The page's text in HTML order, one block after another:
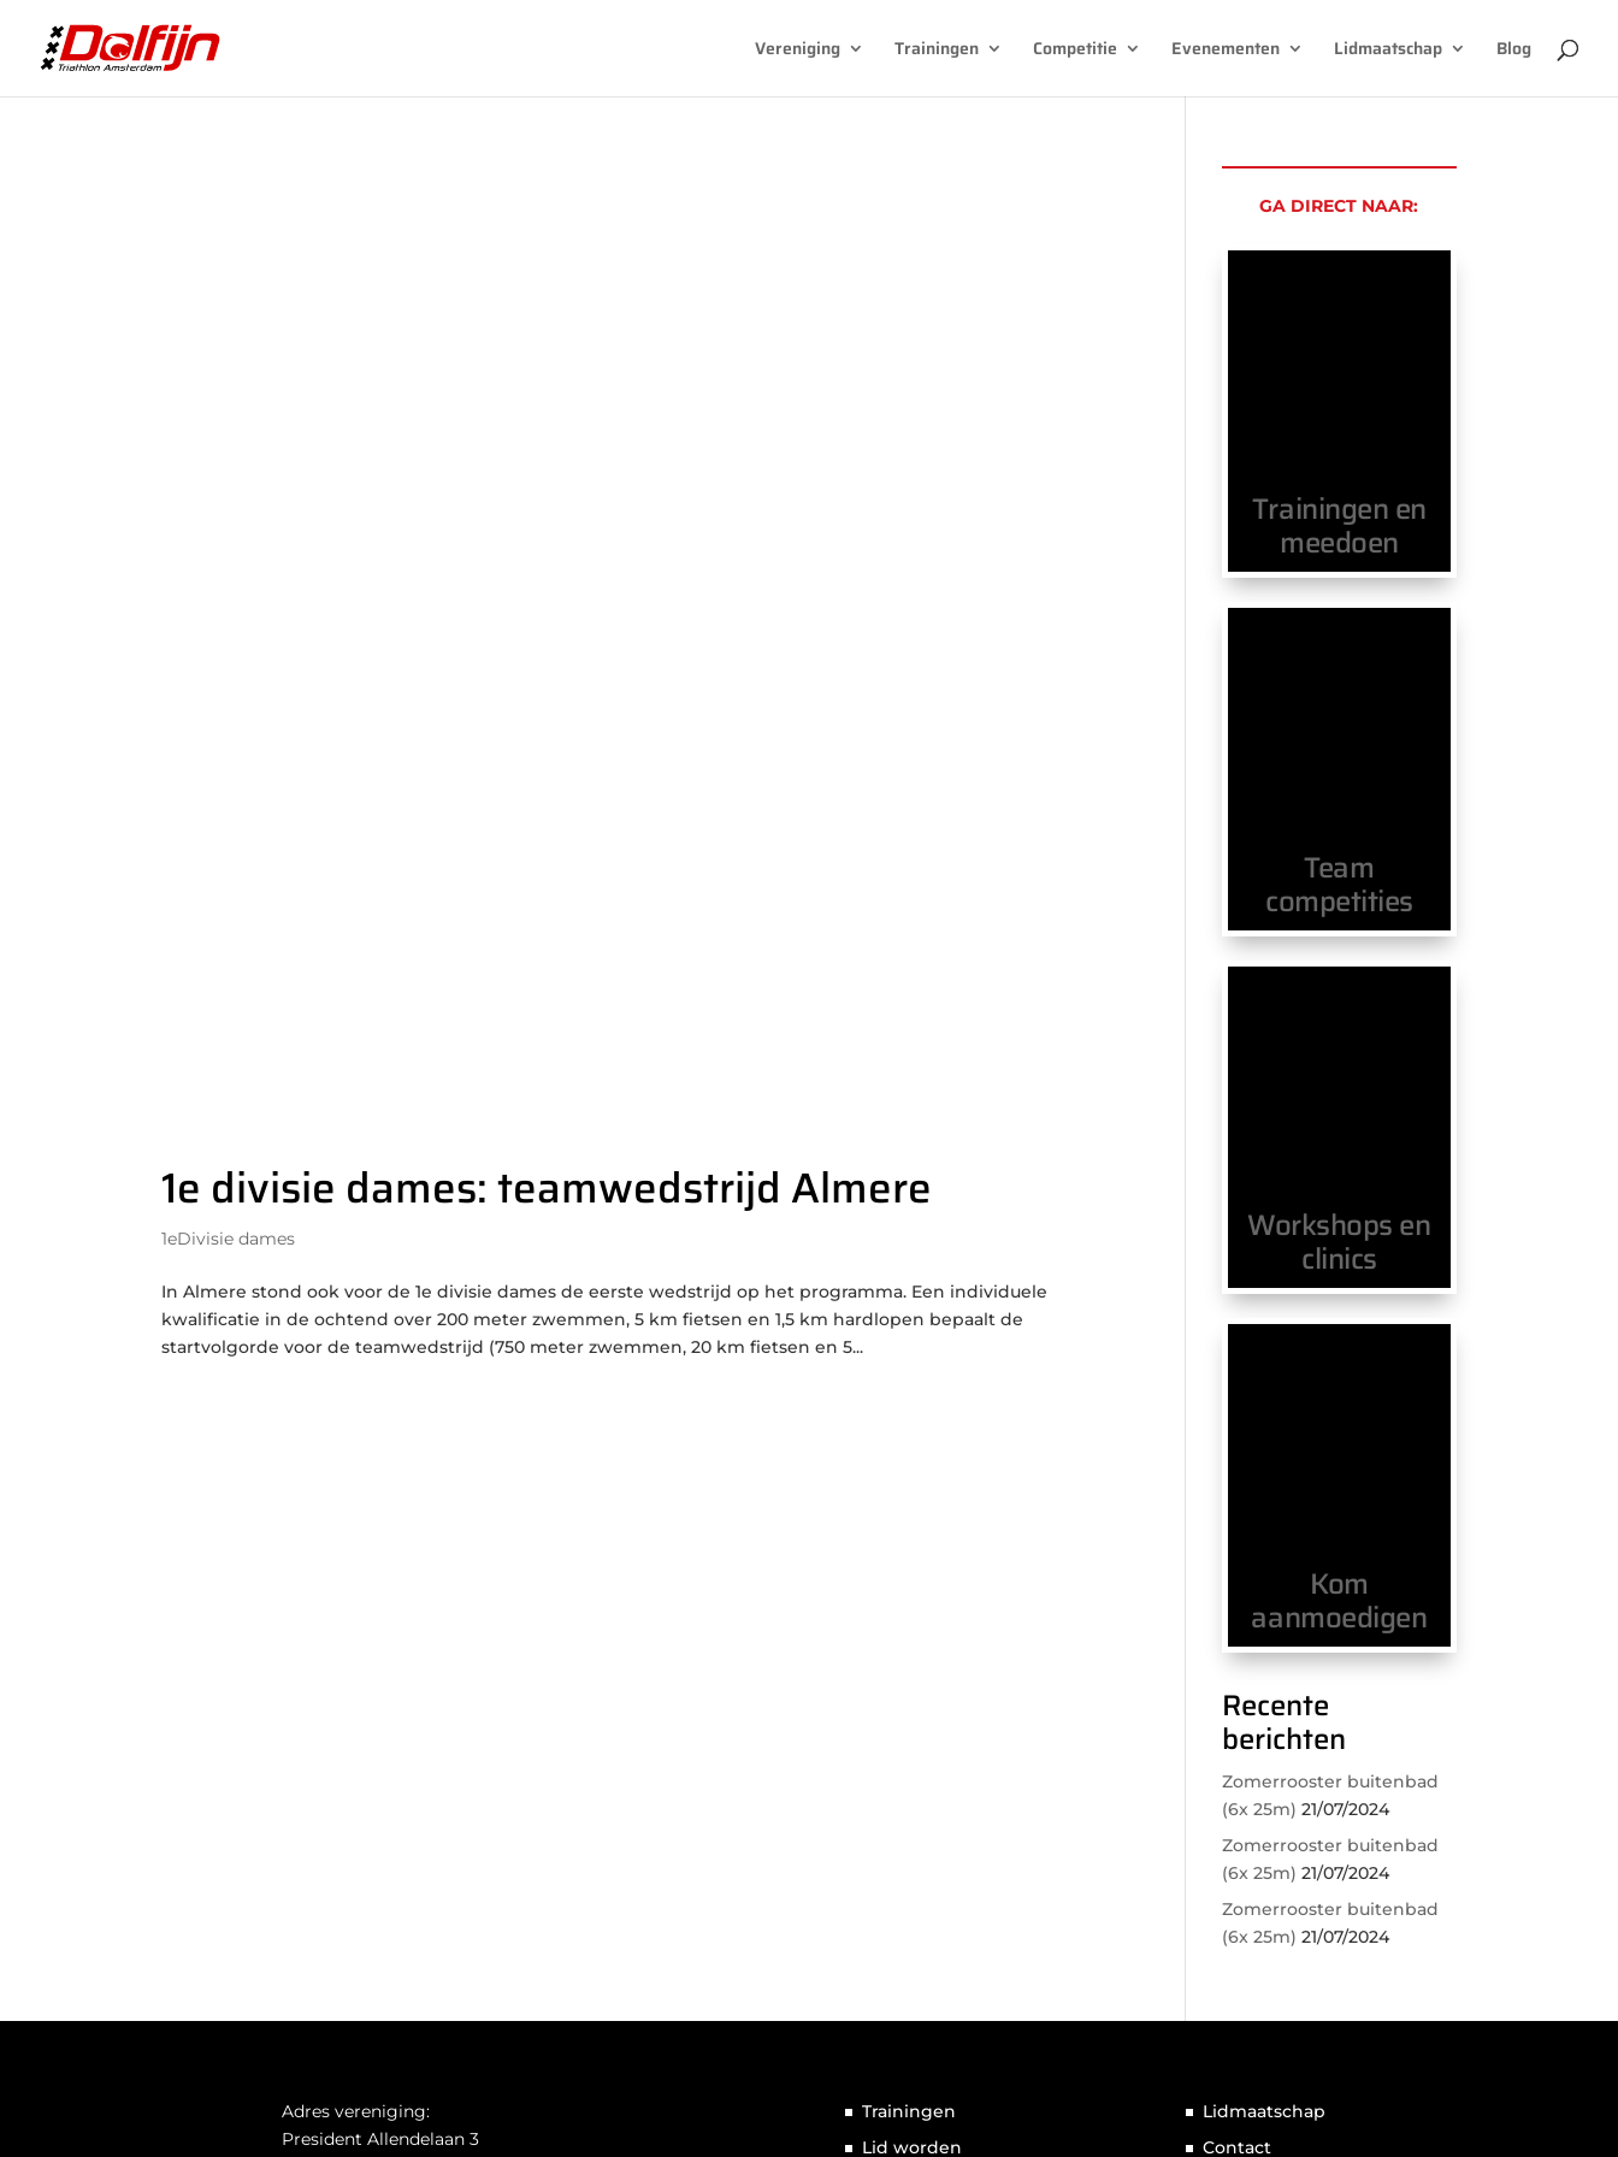
Vereniging Trainingen Competitie Evenementen Lidmaatschap Blog
1e divisie dames: teamwedstrijd Almere
1eDivisie dames
In Almere stond ook voor de 1e divisie dames de eerste wedstrijd op het programma. Een individuele
kwalificatie in de ochtend over 200 meter zwemmen, 5 km fietsen en 1,5 km hardlopen bepaalt de
startvolgorde voor de teamwedstrijd (750 meter zwemmen, 20 km fietsen en 5...
GA DIRECT NAAR:
Trainingen en
meedoen
Team
competities
Workshops en
clinics
Kom
aanmoedigen
Recente
berichten
Zomerrooster buitenbad
(6x 25m) 21/07/2024
Zomerrooster buitenbad
(6x 25m) 21/07/2024
Zomerrooster buitenbad
(6x 25m) 21/07/2024
Adres vereniging:
President Allendelaan 3
Trainingen
Lid worden
Lidmaatschap
Contact